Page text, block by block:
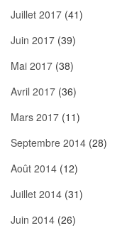
Juillet 2017 (41)
Juin 2017 (39)
Mai 2017 (38)
Avril 2017 (36)
Mars 2017 (11)
Septembre 2014 (28)
Août 2014 (12)
Juillet 2014 (31)
Juin 2014 (26)